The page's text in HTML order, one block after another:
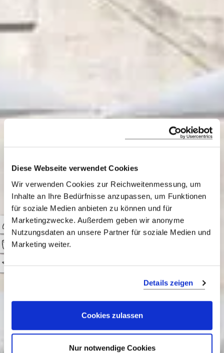
Diese Webseite verwendet Cookies
Wir verwenden Cookies zur Reichweitenmessung, um
Inhalte an Ihre Bedürfnisse anzupassen, um Funktionen
für soziale Medien anbieten zu können und für
Marketingzwecke. Außerdem geben wir anonyme
Nutzungsdaten an unsere Partner für soziale Medien und
Marketing weiter.
Details zeigen
Cookies zulassen
Nur notwendige Cookies
Borgo
Egnazia